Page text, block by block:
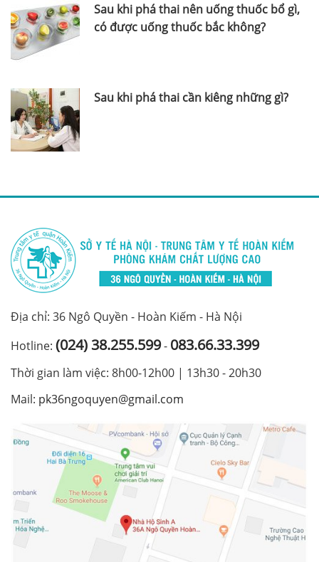
Sau khi phá thai nên uống thuốc bổ gì,
có được uống thuốc bắc không?
Sau khi phá thai cần kiêng những gì?
Địa chỉ: 36 Ngô Quyền - Hoàn Kiếm - Hà Nội
Hotline: (024) 38.255.599- 083.66.33.399
Thời gian làm việc: 8h00-12h00 | 13h30 - 20h30
Mail: pk36ngoquyen@gmail.com